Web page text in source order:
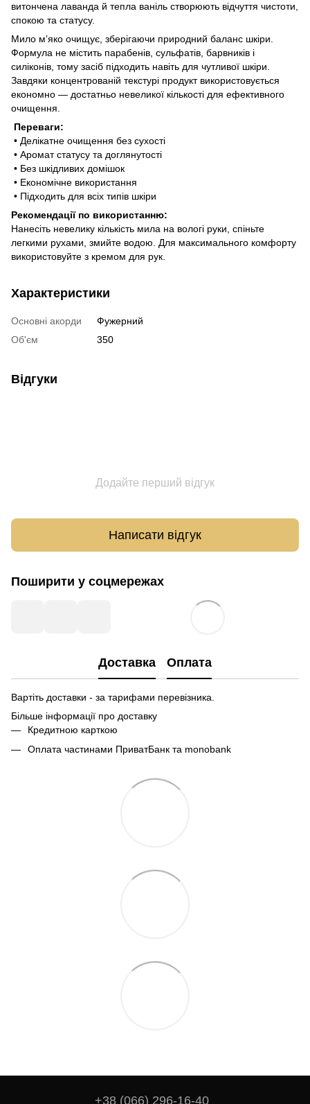
витончена лаванда й тепла ваніль створюють відчуття чистоти,
спокою та статусу.
Мило м’яко очищує, зберігаючи природний баланс шкіри.
Формула не містить парабенів, сульфатів, барвників і
силіконів, тому засіб підходить навіть для чутливої шкіри.
Завдяки концентрованій текстурі продукт використовується
економно — достатньо невеликої кількості для ефективного
очищення.
Переваги:
• Делікатне очищення без сухості
• Аромат статусу та доглянутості
• Без шкідливих домішок
• Економічне використання
• Підходить для всіх типів шкіри
Рекомендації по використанню:
Нанесіть невелику кількість мила на вологі руки, спіньте
легкими рухами, змийте водою. Для максимального комфорту
використовуйте з кремом для рук.
Характеристики
Основні акорди
Фужерний
Об'єм
350
Відгуки
Додайте перший відгук
Написати відгук
Поширити у соцмережах
Доставка Оплата
Вартіть доставки - за тарифами перевізника.
Більше інформації про доставку
Кредитною карткою
Оплата частинами ПриватБанк та monobank
+38 (066) 296-16-40